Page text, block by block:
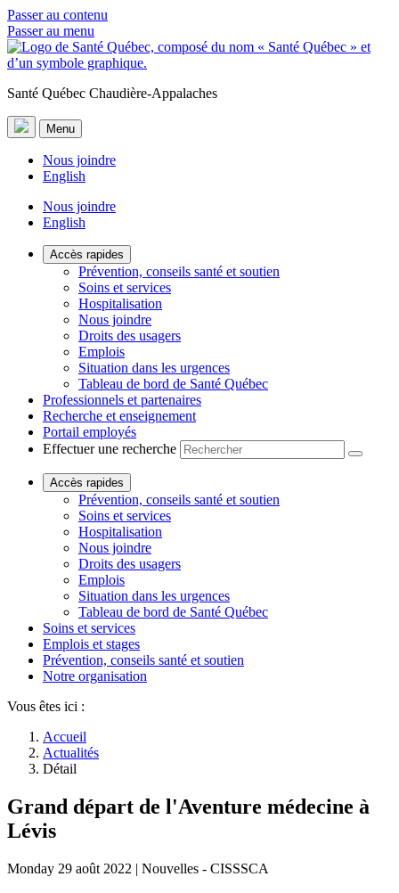
Passer au contenu
Passer au menu
Santé Québec Chaudière-Appalaches
Menu
Nous joindre
English
Nous joindre
English
Accès rapides
Prévention, conseils santé et soutien
Soins et services
Hospitalisation
Nous joindre
Droits des usagers
Emplois
Situation dans les urgences
Tableau de bord de Santé Québec
Professionnels et partenaires
Recherche et enseignement
Portail employés
Effectuer une recherche
Accès rapides
Prévention, conseils santé et soutien
Soins et services
Hospitalisation
Nous joindre
Droits des usagers
Emplois
Situation dans les urgences
Tableau de bord de Santé Québec
Soins et services
Emplois et stages
Prévention, conseils santé et soutien
Notre organisation
Vous êtes ici :
Accueil
Actualités
Détail
Grand départ de l'Aventure médecine à
Lévis
Monday 29 août 2022 | Nouvelles - CISSSCA